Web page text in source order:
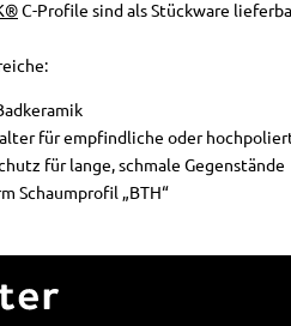
C-Profile sind als Stückware
für empfindliche oder
für lange, schmale Gegenstände
Schaumprofil „BTH“